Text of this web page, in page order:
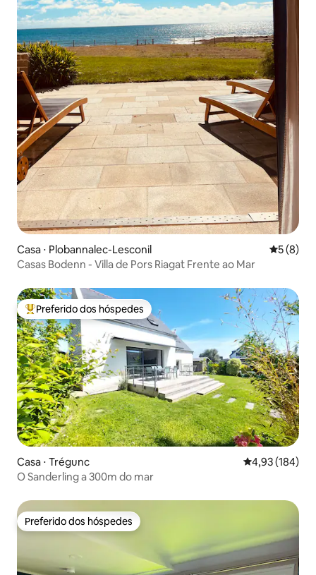
Casa ⋅ Plobannalec-Lesconil 5 de
5 (8)
Casas Bodenn - Villa de Pors Riagat Frente ao Mar
Entre os melhores preferidos dos hóspedes
Preferido dos hóspedes
Casa ⋅ Trégunc 4,93 de uma
4,93 (184)
O Sanderling a 300m do mar
Preferido dos hóspedes
Preferido dos hóspedes